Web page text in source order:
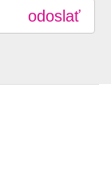
odoslať